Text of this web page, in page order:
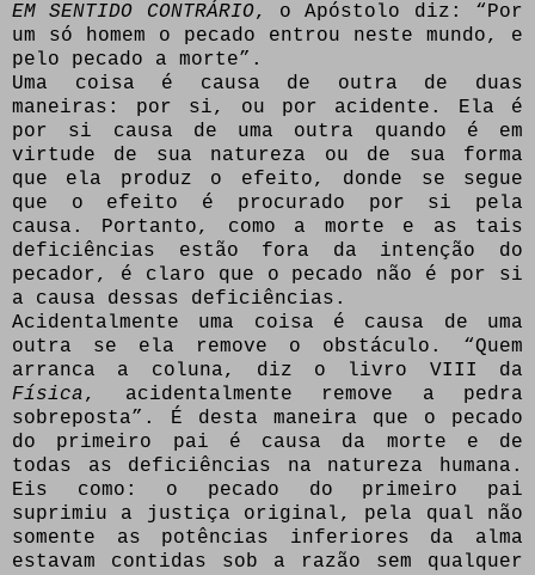
EM SENTIDO CONTRÁRIO, o Apóstolo diz: “Por
um só homem o pecado entrou neste mundo, e
pelo pecado a morte”.
Uma coisa é causa de outra de duas
maneiras: por si, ou por acidente. Ela é
por si causa de uma outra quando é em
virtude de sua natureza ou de sua forma
que ela produz o efeito, donde se segue
que o efeito é procurado por si pela
causa. Portanto, como a morte e as tais
deficiências estão fora da intenção do
pecador, é claro que o pecado não é por si
a causa dessas deficiências.
Acidentalmente uma coisa é causa de uma
outra se ela remove o obstáculo. “Quem
arranca a coluna, diz o livro VIII da
Física, acidentalmente remove a pedra
sobreposta”. É desta maneira que o pecado
do primeiro pai é causa da morte e de
todas as deficiências na natureza humana.
Eis como: o pecado do primeiro pai
suprimiu a justiça original, pela qual não
somente as potências inferiores da alma
estavam contidas sob a razão sem qualquer